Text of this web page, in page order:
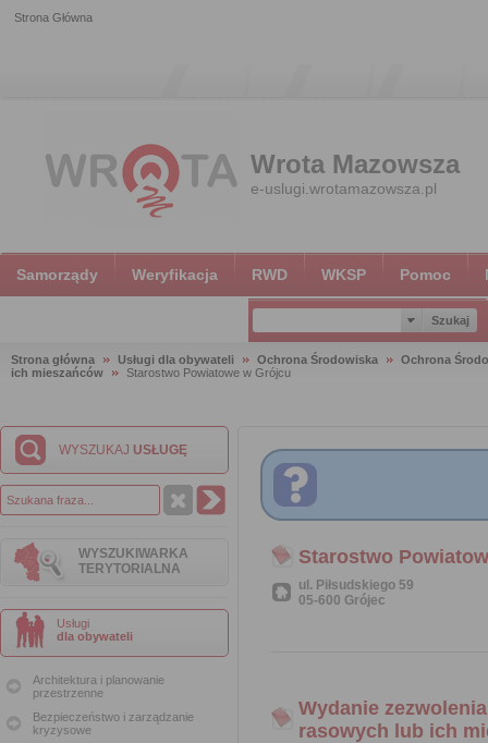
Strona Główna
Wrota Mazowsza
e-uslugi.wrotamazowsza.pl
Samorządy Weryfikacja RWD WKSP Pomoc
Strona główna Usługi dla obywateli Ochrona Środowiska
Ochrona
ich mieszańców
Starostwo Powiatowe w Grójcu
WYSZUKAJ USŁUGĘ
WYSZUKIWARKA
TERYTORIALNA
Usługi
dla obywateli
Architektura i planowanie
przestrzenne
Bezpieczeństwo i zarządzanie
kryzysowe
Starostwo
ul. Piłsudskiego 59
05-600 Grójec
Wydanie
rasowych lub ich